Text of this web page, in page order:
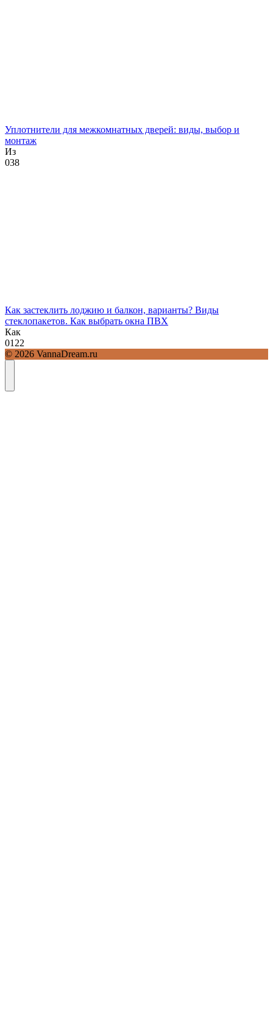
Уплотнители для межкомнатных дверей: виды, выбор и
монтаж
Из
038
Как застеклить лоджию и балкон, варианты? Виды
стеклопакетов. Как выбрать окна ПВХ
Как
0122
© 2026 VannaDream.ru